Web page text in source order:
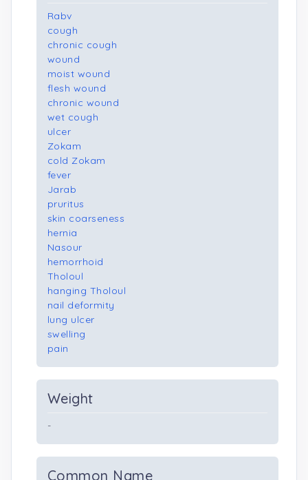
Rabv
cough
chronic cough
wound
moist wound
flesh wound
chronic wound
wet cough
ulcer
Zokam
cold Zokam
fever
Jarab
pruritus
skin coarseness
hernia
Nasour
hemorrhoid
Tholoul
hanging Tholoul
nail deformity
lung ulcer
swelling
pain
Weight
-
Common Name